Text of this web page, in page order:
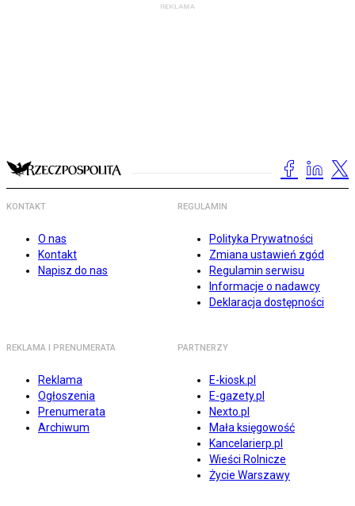
KONTAKT
O nas
Kontakt
Napisz do nas
REGULAMIN
Polityka Prywatności
Zmiana ustawień zgód
Regulamin serwisu
Informacje o nadawcy
Deklaracja dostępności
REKLAMA I PRENUMERATA
Reklama
Ogłoszenia
Prenumerata
Archiwum
PARTNERZY
E-kiosk.pl
E-gazety.pl
Nexto.pl
Mała księgowość
Kancelarierp.pl
Wieści Rolnicze
Życie Warszawy